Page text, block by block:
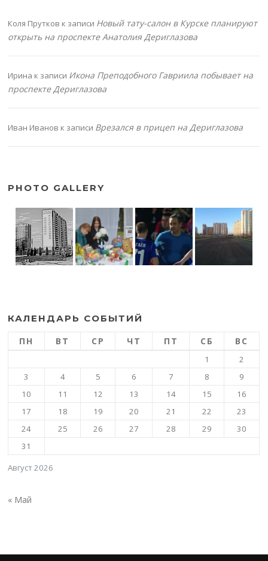
Коля Прутков к записи Новый тату-салон в Курске планируют
открыть на проспекте Анатолия Дериглазова
Ирина к записи Икона Преподобного Гавриила побывает на
проспекте Дериглазова
Иван Иванов к записи Врезался в прицеп на Дериглазова
PHOTO GALLERY
КАЛЕНДАРЬ СОБЫТИЙ
Август 2026
ПН ВТ СР ЧТ ПТ СБ ВС
1
2
3
4 5 6 7 8
9
10
11 12 13 14 15
16
17
18 19 20 21 22
23
24
25 26 27 28 29
30
31
« Май